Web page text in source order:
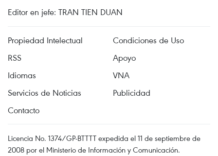
Editor en jefe: TRAN TIEN DUAN
Propiedad Intelectual
Condiciones de Uso
RSS
Apoyo
Idiomas
VNA
Servicios de Noticias
Publicidad
Contacto
Licencia No. 1374/GP-BTTTT expedida el 11 de septiembre de
2008 por el Ministerio de Información y Comunicación.